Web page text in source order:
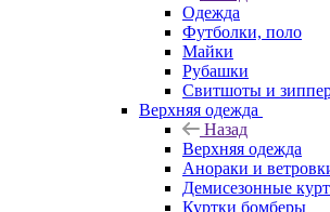
Одежда
Футболки, поло
Майки
Рубашки
Свитшоты и
Верхняя одежда
Назад
Верхняя одежда
Анораки и
Демисезонные
Куртки бомберы